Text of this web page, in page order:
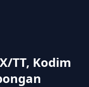
TT, Kodim